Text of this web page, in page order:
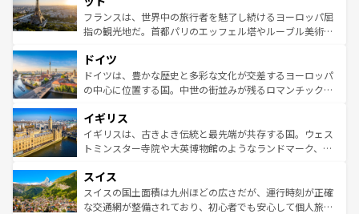
しい。
る。首都マドリードの洗練された雰囲気や、バルセロナの
アートに溢れた街角から、地方では古代ローマ遺跡や中世
せる。地方によって風土や気候が異なるスペインはその個
性で訪れる人を魅了する。 なお、新着のスペイン情報は コ
ンテンツ一覧を参照してほしい。
フランスは、世界中の旅行者を魅了し続けるヨーロッパ屈
指の観光地だ。首都パリのエッフェル塔やルーブル美術館
で、幅広い魅力が詰まっている。華麗な宮殿、歴史的な大
聖堂、美しいビーチ、そして豊かな自然が、訪れる者を心
から魅了する。また、フランスは美食の国としても知ら
いる。シャンパンの発祥地であるランス、プロヴァンスの
香り高いラベンダー畑など、多彩な楽しみ方が可能だ。さ
らに、パリ以外の地域にも魅力が溢れており、どの街角に
れる地方に足を運ぶとそれぞれで全く異なる文化を体験で
きるだろう。 なお、新着のフランス情報はコンテンツ一覧
を参照してほしい。
ドイツ
ドイツは、豊かな歴史と多彩な文化が交差するヨーロッパ
の中心に位置する国。中世の街並みが残るロマンチック街
顔を持つこの国は、どこを歩いても飽きることがない。ベ
ルリンの文化的活気、バイエルン州のアルプスの絶景、そ
してライン川沿いのワイン畑といった風景は必見。ビール
は、お酒好きな人にはぜひ体験してほしい。 なお、新着の
ドイツ情報はコンテンツ一覧を参照してほしい。
イギリス
イギリスは、古きよき伝統と最先端が共存する国。ウェス
トミンスター寺院や大英博物館のようなランドマーク、歴
リアごとに異なる魅力がある。また、優雅なアフタヌーン
ティー、ビール好きにはたまらない英国パブ、サッカー観
戦など、本場だからこそできる体験も豊富。イギリスを旅
スイス
スイスの国土面積は九州ほどの広さだが、運行時刻が正確
な交通網が整備されており、初心者でも安心して個人旅行